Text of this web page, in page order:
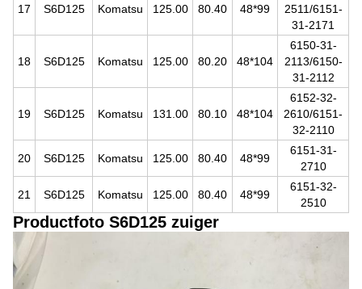
17 S6D125 Komatsu 125.00 80.40 48*99
2511/6151-
31-2171
18 S6D125 Komatsu 125.00 80.20 48*104
6150-31-
2113/6150-
31-2112
19 S6D125 Komatsu 131.00 80.10 48*104
6152-32-
2610/6151-
32-2110
20 S6D125 Komatsu 125.00 80.40 48*99
6151-31-
2710
21 S6D125 Komatsu 125.00 80.40 48*99
6151-32-
2510
Productfoto S6D125 zuiger